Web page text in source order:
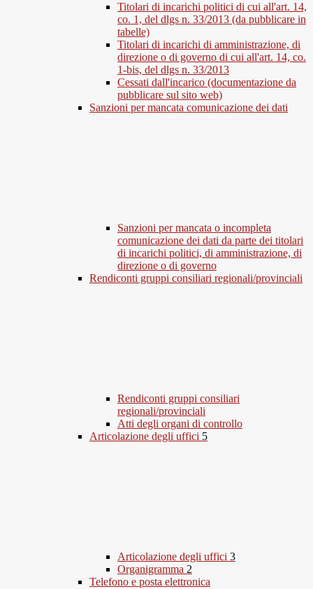
Titolari di incarichi politici di cui all'art. 14,
co. 1, del dlgs n. 33/2013 (da pubblicare in
tabelle)
Titolari di incarichi di amministrazione, di
direzione o di governo di cui all'art. 14, co.
1-bis, del dlgs n. 33/2013
Cessati dall'incarico (documentazione da
pubblicare sul sito web)
Sanzioni per mancata comunicazione dei dati
Sanzioni per mancata o incompleta
comunicazione dei dati da parte dei titolari
di incarichi politici, di amministrazione, di
direzione o di governo
Rendiconti gruppi consiliari regionali/provinciali
Rendiconti gruppi consiliari
regionali/provinciali
Atti degli organi di controllo
Articolazione degli uffici 5
Articolazione degli uffici 3
Organigramma 2
Telefono e posta elettronica